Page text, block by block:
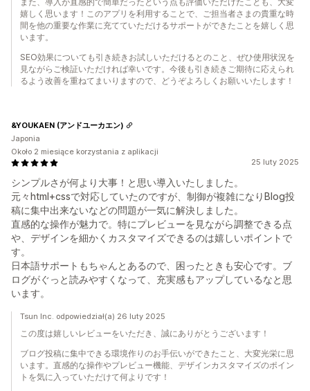
嬉しく思います！このアプリを利用することで、ご担当者さまの貴重な時
間を他の重要な作業に充てていただけるサポートができたことを嬉しく思
います。
SEO効果についても引き続きお試しいただけるとのこと、ぜひ使用状況を
見ながらご検証いただければ幸いです。今後も引き続きご期待に応えられ
るよう改善を重ねてまいりますので、どうぞよろしくお願いいたします！
25 luty 2025
シンプルさが何より大事！と思い導入いたしました。
元々html+cssで対応していたのですが、制御が複雑になりBlog投
稿に集中出来ないなどの問題が一気に解決しました。
直感的な操作が魅力で。特にプレビューを見ながら調整できる点
や、デザインを細かくカスタマイズできるのは嬉しいポイントで
す。
日本語サポートもちゃんとあるので、困ったときも安心です。ブ
ログがぐっと読みやすくなって、充実感もアップしているなと思
います。
&YOUKAEN (アンドユーカエン)
Japonia
Około 2 miesiące korzystania z aplikacji
Tsun Inc. odpowiedział(a) 26 luty 2025
この度は嬉しいレビューをいただき、誠にありがとうございます！
ブログ投稿に集中できる環境作りのお手伝いができたこと、大変光栄に思
います。直感的な操作やプレビュー機能、デザインカスタマイズのポイン
トを気に入っていただけて何よりです！